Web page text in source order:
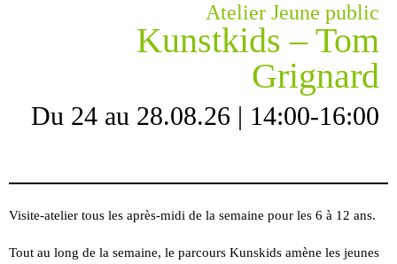
Atelier Jeune public
Kunstkids – Tom
Grignard
Du 24 au 28.08.26 | 14:00-16:00
Visite-atelier tous les après-midi de la semaine pour les 6 à 12 ans.
Tout au long de la semaine, le parcours Kunskids amène les jeunes